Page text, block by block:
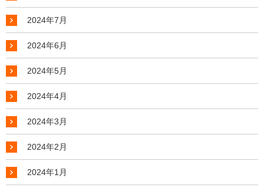
2024年7月
2024年6月
2024年5月
2024年4月
2024年3月
2024年2月
2024年1月